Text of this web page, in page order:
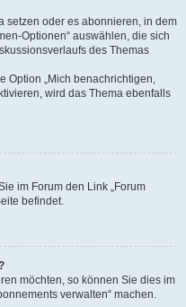
setzen oder es abonnieren, in dem
Optionen“ auswählen, die sich
des Themas
Option „Mich benachrichtigen,
wird das Thema ebenfalls
im Forum den Link „Forum
befindet.
möchten, so können Sie dies im
verwalten“ machen.